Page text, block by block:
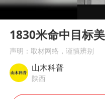
周
郑
Play
00:00
1830米命中目标
声明：取材网络，谨慎辨别
山木科普
陕西